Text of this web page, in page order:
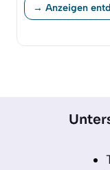
→ Anzeigen